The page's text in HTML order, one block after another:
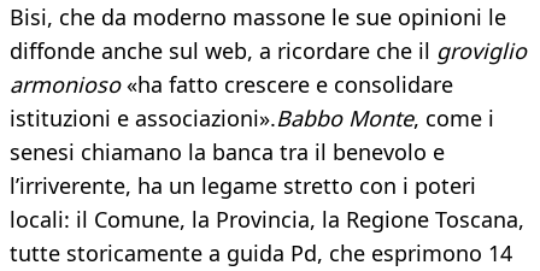
Bisi, che da moderno massone le sue opinioni le
diffonde anche sul web, a ricordare che il groviglio
armonioso«ha fatto crescere e consolidare
istituzioni e associazioni».Babbo Monte, come i
senesi chiamano la banca tra il benevolo e
l’irriverente, ha un legame stretto con i poteri
locali: il Comune, la Provincia, la Regione Toscana,
tutte storicamente a guida Pd, che esprimono 14